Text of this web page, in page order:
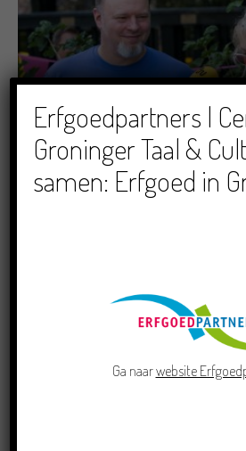
Dichters in de Prinsentuin:
Ommaans
29/06/2026
Crowdfunding voor bijzonder
Erfgoedpartners |
Groninger Taal &
samen: Erfgoed in
Ga naarwebsite